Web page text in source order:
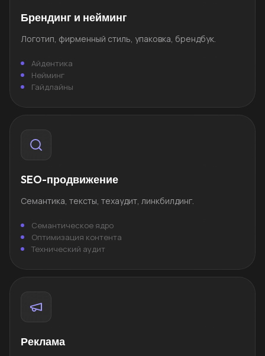
Брендинг и нейминг
Логотип, фирменный стиль, упаковка, брендбук.
Айдентика
Нейминг
Гайдлайны
SEO-продвижение
Семантика, тексты, техаудит, линкбилдинг.
Семантическое ядро
Оптимизация контента
Технический аудит
Реклама